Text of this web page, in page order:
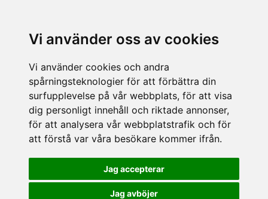
Vi använder oss av cookies
Vi använder cookies och andra
spårningsteknologier för att förbättra din
surfupplevelse på vår webbplats, för att visa
dig personligt innehåll och riktade annonser,
för att analysera vår webbplatstrafik och för
att förstå var våra besökare kommer ifrån.
Jag accepterar
Jag avböjer